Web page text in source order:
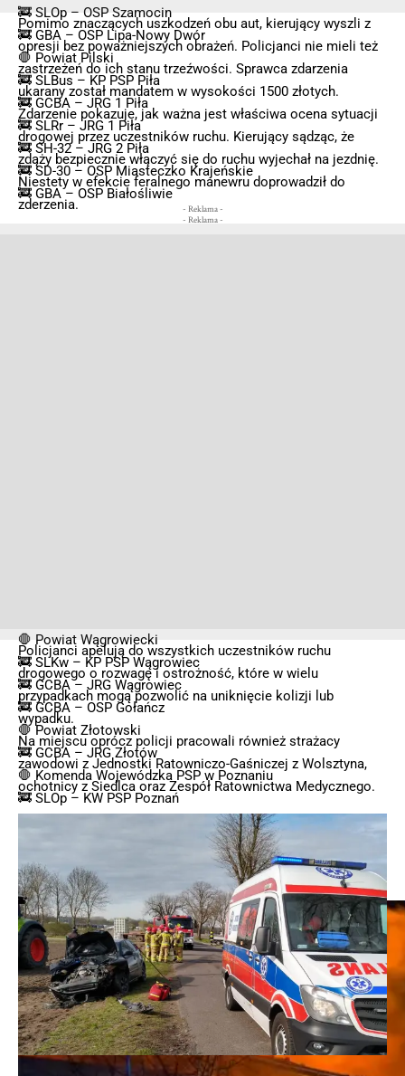
🚒 SLOp – OSP Szamocin
🚒 GBA – OSP Lipa-Nowy Dwór
🛑 Powiat Pilski
🚒 SLBus – KP PSP Piła
🚒 GCBA – JRG 1 Piła
🚒 SLRr – JRG 1 Piła
🚒 SH-32 – JRG 2 Piła
🚒 SD-30 – OSP Miasteczko Krajeńskie
🚒 GBA – OSP Białośliwie
- Reklama -
🛑 Powiat Wągrowiecki
🚒 SLKw – KP PSP Wągrowiec
🚒 GCBA – JRG Wągrowiec
🚒 GCBA – OSP Gołańcz
🛑 Powiat Złotowski
🚒 GCBA – JRG Złotów
🛑 Komenda Wojewódzka PSP w Poznaniu
🚒 SLOp – KW PSP Poznań
🚐 Pogotowie Gazowe
🚓 Policja
Pomimo znaczących uszkodzeń obu aut, kierujący wyszli z
opresji bez poważniejszych obrażeń. Policjanci nie mieli też
zastrzeżeń do ich stanu trzeźwości. Sprawca zdarzenia
ukarany został mandatem w wysokości 1500 złotych.
Zdarzenie pokazuje, jak ważna jest właściwa ocena sytuacji
drogowej przez uczestników ruchu. Kierujący sądząc, że
zdąży bezpiecznie włączyć się do ruchu wyjechał na jezdnię.
Niestety w efekcie feralnego manewru doprowadził do
zderzenia.
- Reklama -
Policjanci apelują do wszystkich uczestników ruchu
drogowego o rozwagę i ostrożność, które w wielu
przypadkach mogą pozwolić na uniknięcie kolizji lub
wypadku.
Na miejscu oprócz policji pracowali również strażacy
zawodowi z Jednostki Ratowniczo-Gaśniczej z Wolsztyna,
ochotnicy z Siedlca oraz Zespół Ratownictwa Medycznego.